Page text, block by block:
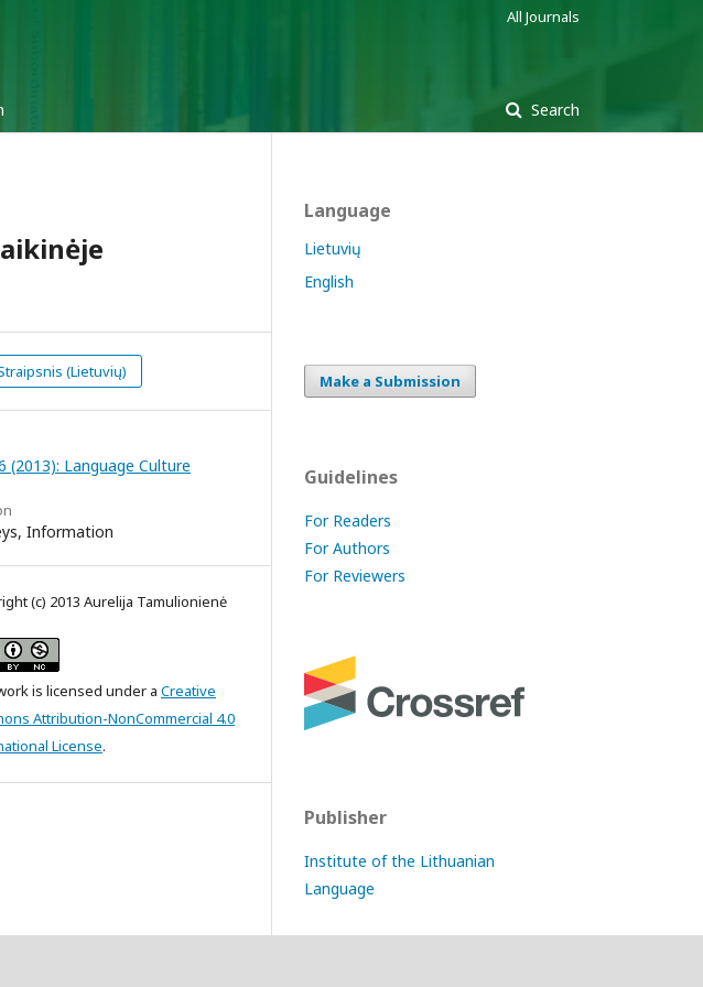
Search
All Journals
(Lietuvių)
(2013): Language Culture
Information
(c) 2013 Aurelija Tamulionienė
is licensed under a Creative
Attribution-NonCommercial 4.0
License.
Language
Lietuvių
English
Make a Submission
Guidelines
For Readers
For Authors
For Reviewers
Publisher
Institute of the Lithuanian
Language